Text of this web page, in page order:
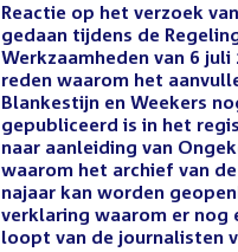
Reactie op het verzoek
gedaan tijdens de
Werkzaamheden van 6 juli
reden waarom het
Blankestijn en Weekers
gepubliceerd is in het
naar aanleiding van
waarom het archief van de
najaar kan worden
verklaring waarom er nog
loopt van de journalisten